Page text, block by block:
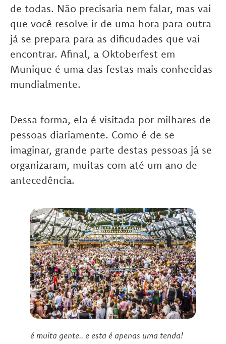
de todas. Não precisaria nem falar, mas vai
que você resolve ir de uma hora para outra
já se prepara para as dificudades que vai
encontrar. Afinal, a Oktoberfest em
Munique é uma das festas mais conhecidas
mundialmente.
Dessa forma, ela é visitada por milhares de
pessoas diariamente. Como é de se
imaginar, grande parte destas pessoas já se
organizaram, muitas com até um ano de
antecedência.
é muita gente.. e esta é apenas uma tenda!